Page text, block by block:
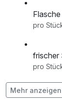
pro
frischer
pro
pro
Mehr anzeigen